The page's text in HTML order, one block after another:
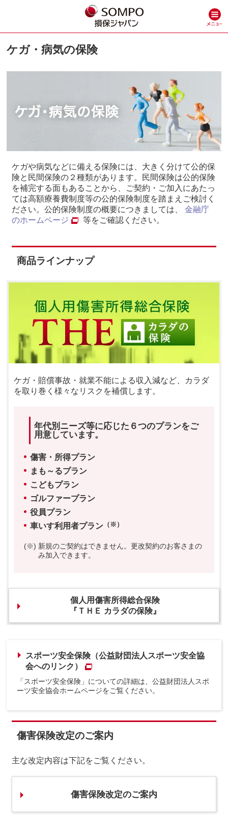
ケガ・病気の保険
ケガや病気などに備える保険には、大きく分けて公的保
険と民間保険の２種類があります。民間保険は公的保険
を補完する面もあることから、ご契約・ご加入にあたっ
ては高額療養費制度等の公的保険制度を踏まえご検討く
ださい。公的保険制度の概要につきましては、金融庁
のホームページ
等をご確認ください。
商品ラインナップ
ケガ・賠償事故・就業不能による収⼊減など、カラダ
を取り巻く様々なリスクを補償します。
年代別ニーズ等に応じた６つのプランをご
用意しています。
傷害・所得プラン
まも～るプラン
こどもプラン
ゴルファープラン
役員プラン
車いす利用者プラン （※）
(※) 新規のご契約はできません。更改契約のお客さまの
み加入できます。
個人用傷害所得総合保険
『ＴＨＥ カラダの保険』
スポーツ安全保険（公益財団法人スポーツ安全協
会へのリンク）
「スポーツ安全保険」についての詳細は、公益財団法人スポ
ーツ安全協会ホームページをご覧ください。
傷害保険改定のご案内
主な改定内容は下記をご覧ください。
傷害保険改定のご案内